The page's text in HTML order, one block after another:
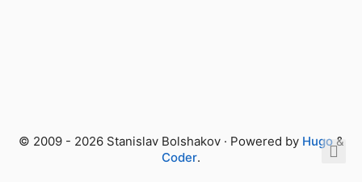
© 2009 - 2026 Stanislav Bolshakov · Powered by Hugo&
Coder.